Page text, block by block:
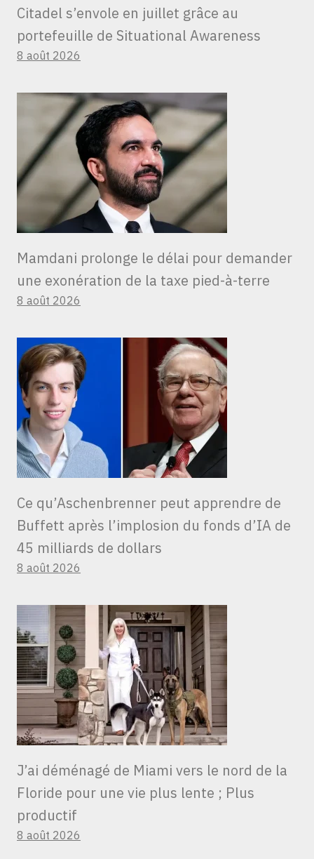
Citadel s’envole en juillet grâce au
portefeuille de Situational Awareness
8 août 2026
Mamdani prolonge le délai pour demander
une exonération de la taxe pied-à-terre
8 août 2026
Ce qu’Aschenbrenner peut apprendre de
Buffett après l’implosion du fonds d’IA de
45 milliards de dollars
8 août 2026
J’ai déménagé de Miami vers le nord de la
Floride pour une vie plus lente ; Plus
productif
8 août 2026